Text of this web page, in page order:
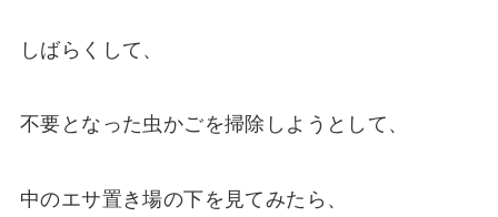
しばらくして、
不要となった虫かごを掃除しようとして、
中のエサ置き場の下を見てみたら、